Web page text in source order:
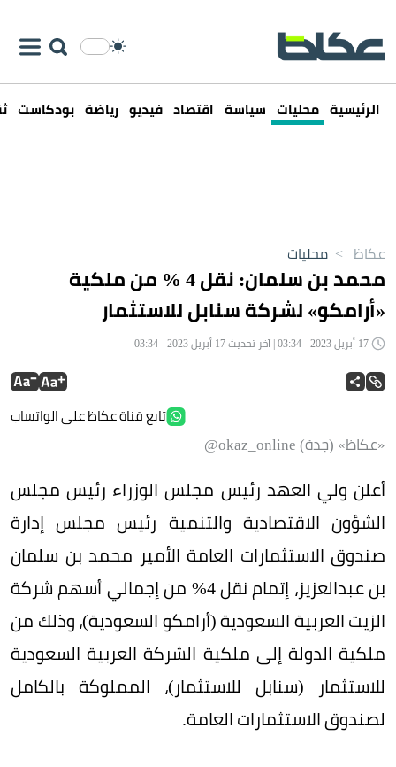
الرئيسية محليات سياسة اقتصاد فيديو رياضة بودكاست
عكاظ > محليات
محمد بن سلمان: نقل 4 % من ملكية
«أرامكو» لشركة سنابل للاستثمار
تابع قناة عكاظ على الواتساب
«عكاظ» (جدة) okaz_online@
أعلن ولي العهد رئيس مجلس الوزراء رئيس مجلس
الشؤون الاقتصادية والتنمية رئيس مجلس إدارة
صندوق الاستثمارات العامة الأمير محمد بن سلمان
بن عبدالعزيز، إتمام نقل 4% من إجمالي أسهم شركة
الزيت العربية السعودية (أرامكو السعودية)، وذلك من
ملكية الدولة إلى ملكية الشركة العربية السعودية
للاستثمار (سنابل للاستثمار)، المملوكة بالكامل
لصندوق الاستثمارات العامة.